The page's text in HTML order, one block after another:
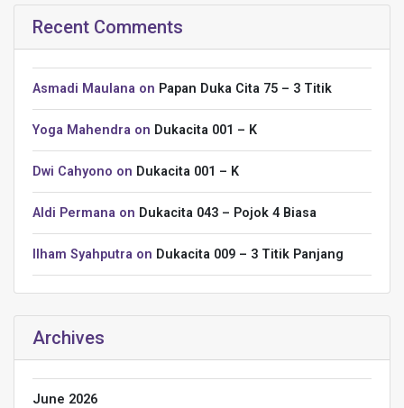
Recent Comments
Asmadi Maulana on Papan Duka Cita 75 – 3 Titik
Yoga Mahendra on Dukacita 001 – K
Dwi Cahyono on Dukacita 001 – K
Aldi Permana on Dukacita 043 – Pojok 4 Biasa
Ilham Syahputra on Dukacita 009 – 3 Titik Panjang
Archives
June 2026